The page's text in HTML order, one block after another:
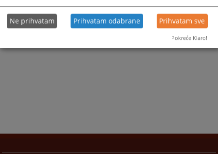
Ne prihvatam Prihvatam odabrane Prihvatam sve
Pokreće Klaro!